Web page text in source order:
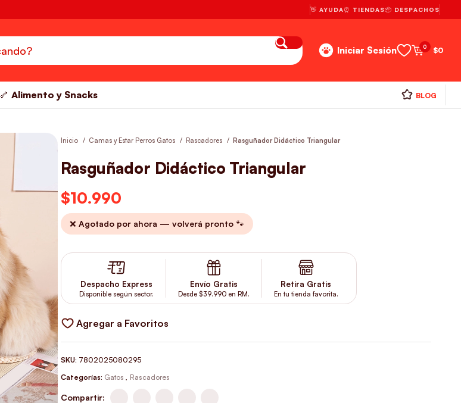
👋 AYUDA⏰ TIENDAS📦 DESPACHOS
Iniciar Sesión 0 $0
🦴 Alimento y Snacks BLOG
Inicio Camas y Estar Perros Gatos Rascadores Rasguñador Didáctico Triangular
Rasguñador Didáctico Triangular
$10.990
❌ Agotado por ahora — volverá pronto 🐾
Despacho Express
Disponible según sector.
Envío Gratis
Desde $39.990 en RM.
Retira Gratis
En tu tienda favorita.
Agregar a Favoritos
SKU: 7802025080295
Categorías: Gatos , Rascadores
Compartir: